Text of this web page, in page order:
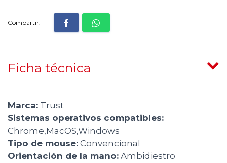
Compartir:
Ficha técnica
Marca: Trust
Sistemas operativos compatibles:
Chrome,MacOS,Windows
Tipo de mouse: Convencional
Orientación de la mano: Ambidiestro